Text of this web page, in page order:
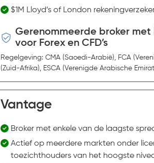
$1M Lloyd’s of London
Gerenommeerde broker met
voor Forex en CFD’s
Regelgeving: CMA (Saoedi-Arabië), FCA
(Zuid-Afrika), ESCA (Verenigde Arabische
Vantage
Broker met enkele van de laagste
Actief op meerdere markten onder
toezichthouders van het hoogste